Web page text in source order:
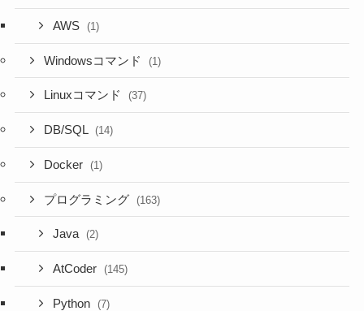
AWS (1)
Windowsコマンド (1)
Linuxコマンド (37)
DB/SQL (14)
Docker (1)
プログラミング (163)
Java (2)
AtCoder (145)
Python (7)